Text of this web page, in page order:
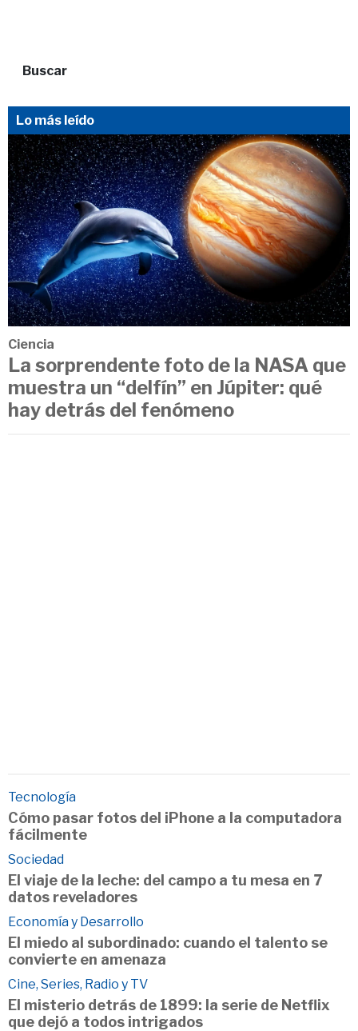
Buscar
Lo más leído
Ciencia
La sorprendente foto de la NASA que
muestra un “delfín” en Júpiter: qué
hay detrás del fenómeno
Tecnología
Cómo pasar fotos del iPhone a la computadora
fácilmente
Sociedad
El viaje de la leche: del campo a tu mesa en 7
datos reveladores
Economía y Desarrollo
El miedo al subordinado: cuando el talento se
convierte en amenaza
Cine, Series, Radio y TV
El misterio detrás de 1899: la serie de Netflix
que dejó a todos intrigados